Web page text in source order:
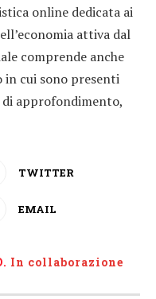
online dedicata ai
attiva dal
comprende anche
in cui sono presenti
approfondimento,
TWITTER
EMAIL
In collaborazione